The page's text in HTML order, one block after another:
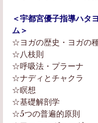
＜宇都宮優子指導ハタ
ム＞
☆ヨガの歴史・ヨガの
☆八枝則
☆呼吸法・プラーナ
☆ナディとチャクラ
☆瞑想
☆基礎解剖学
☆5つの普遍的原則